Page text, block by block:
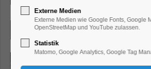
Eintritt frei
Externe Medien
Externe Medien wie Google Fonts, Google
OpenStreetMap und YouTube zulassen.
Statistik
Matomo, Google Analytics, Google Tag